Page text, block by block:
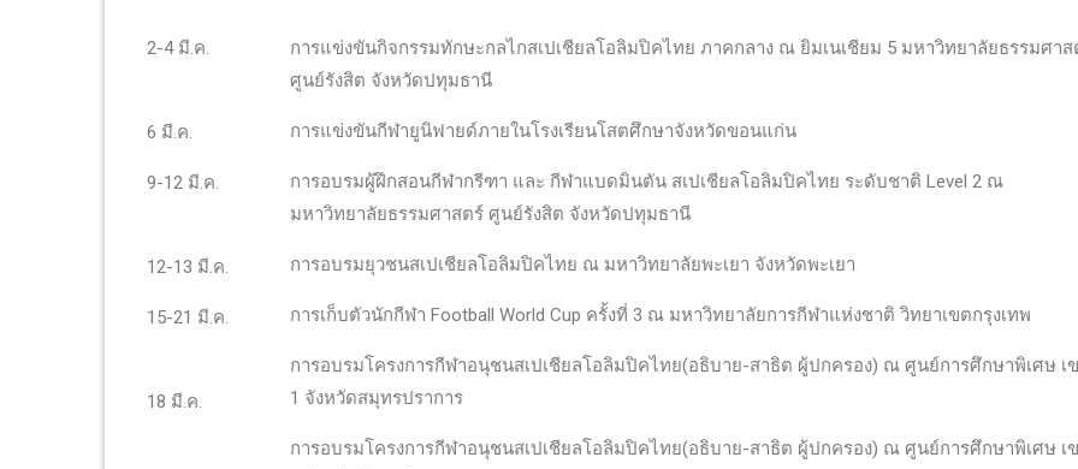
2-4 มี.ค.
6 มี.ค.
9-12 มี.ค.
12-13 มี.ค.
15-21 มี.ค.
18 มี.ค.
การแข่งขันกิจกรรมทักษะกลไกสเปเชียลโอลิมปิคไทย ภาคกลาง ณ ยิมเนเชียม 5 มหาวิทยาลัยธรรมศาส
ศูนย์รังสิต จังหวัดปทุมธานี
การแข่งขันกีฬายูนิฟายด์ภายในโรงเรียนโสตศึกษาจังหวัดขอนแก่น
การอบรมผู้ฝึกสอนกีฬากรีฑา และ กีฬาแบดมินตัน สเปเชียลโอลิมปิคไทย ระดับชาติ Level 2 ณ
มหาวิทยาลัยธรรมศาสตร์ ศูนย์รังสิต จังหวัดปทุมธานี
การอบรมยุวชนสเปเชียลโอลิมปิคไทย ณ มหาวิทยาลัยพะเยา จังหวัดพะเยา
การเก็บตัวนักกีฬา Football World Cup ครั้งที่ 3 ณ มหาวิทยาลัยการกีฬาแห่งชาติ วิทยาเขตกรุงเทพ
การอบรมโครงการกีฬาอนุชนสเปเชียลโอลิมปิคไทย(อธิบาย-สาธิต ผู้ปกครอง) ณ ศูนย์การศึกษาพิเศษ เ
1 จังหวัดสมุทรปราการ
การอบรมโครงการกีฬาอนุชนสเปเชียลโอลิมปิคไทย(อธิบาย-สาธิต ผู้ปกครอง) ณ ศูนย์การศึกษาพิเศษ เ